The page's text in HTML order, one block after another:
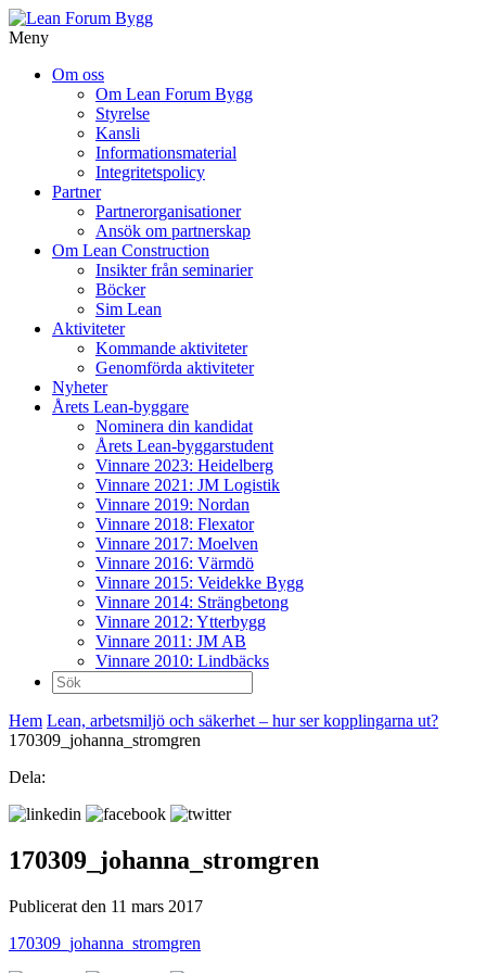
Meny
Om oss
Om Lean Forum Bygg
Styrelse
Kansli
Informationsmaterial
Integritetspolicy
Partner
Partnerorganisationer
Ansök om partnerskap
Om Lean Construction
Insikter från seminarier
Böcker
Sim Lean
Aktiviteter
Kommande aktiviteter
Genomförda aktiviteter
Nyheter
Årets Lean-byggare
Nominera din kandidat
Årets Lean-byggarstudent
Vinnare 2023: Heidelberg
Vinnare 2021: JM Logistik
Vinnare 2019: Nordan
Vinnare 2018: Flexator
Vinnare 2017: Moelven
Vinnare 2016: Värmdö
Vinnare 2015: Veidekke Bygg
Vinnare 2014: Strängbetong
Vinnare 2012: Ytterbygg
Vinnare 2011: JM AB
Vinnare 2010: Lindbäcks
Sök
efter:
Hem Lean, arbetsmiljö och säkerhet – hur ser kopplingarna ut?
170309_johanna_stromgren
Dela:
170309_johanna_stromgren
Publicerat den 11 mars 2017
170309_johanna_stromgren